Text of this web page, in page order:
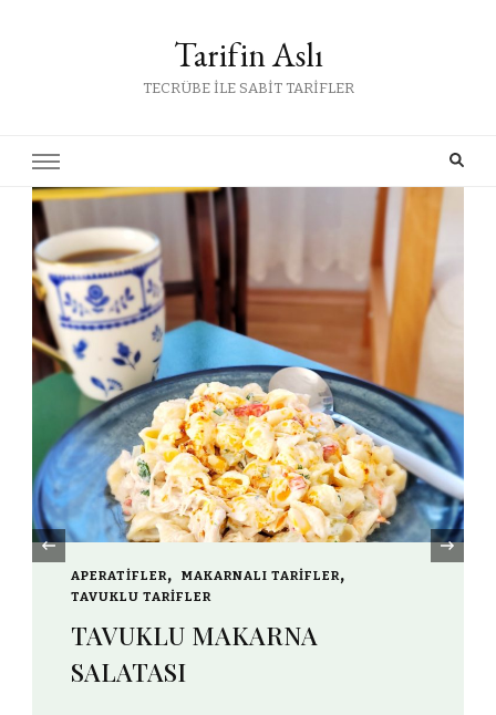
Tarifin Aslı
TECRÜBE İLE SABİT TARİFLER
İÇECEKLER
ŞEFTALİLİ SOĞUK ÇAY
Yaz aylarında söyle serin , ferah lezzetler
‹